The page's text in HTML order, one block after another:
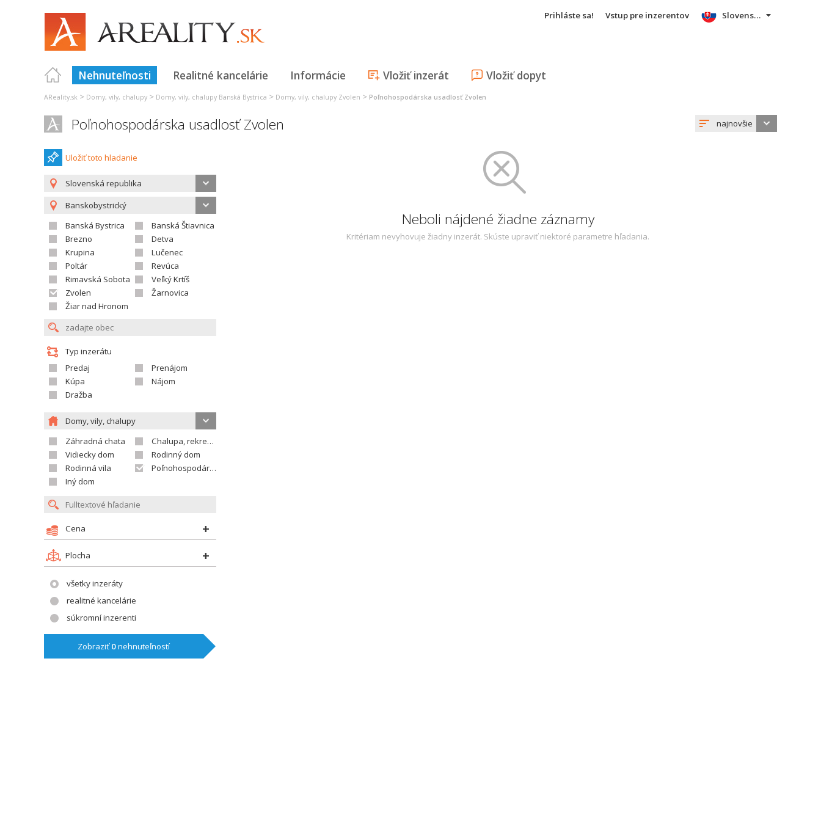
Prihláste sa! Vstup pre inzerentov
Nehnuteľnosti Realitné kancelárie Informácie Vložiť inzerát Vložiť dopyt
Slovensky
AReality.sk > Domy, vily, chalupy > Domy, vily, chalupy Banská Bystrica > Domy, vily, chalupy Zvolen > Poľnohospodárska usadlosť Zvolen
Poľnohospodárska usadlosť Zvolen najnovšie
Uložiť toto hladanie
Slovenská republika
Banskobystrický
Banská Bystrica
Banská Štiavnica
Brezno
Detva
Krupina
Lučenec
Poltár
Revúca
Rimavská Sobota
Veľký Krtíš
Zvolen
Žarnovica
Žiar nad Hronom
Typ inzerátu
Predaj
Prenájom
Kúpa
Nájom
Dražba
Domy, vily, chalupy
Záhradná chata
Chalupa, rekreačný domček
Vidiecky dom
Rodinný dom
Rodinná vila
Poľnohospodárska usadlosť
Iný dom
Cena
Plocha
všetky inzeráty
realitné kancelárie
súkromní inzerenti
Zobraziť0nehnuteľností
Neboli nájdené žiadne záznamy
Kritériam nevyhovuje žiadny inzerát. Skúste upraviť niektoré parametre hľadania.